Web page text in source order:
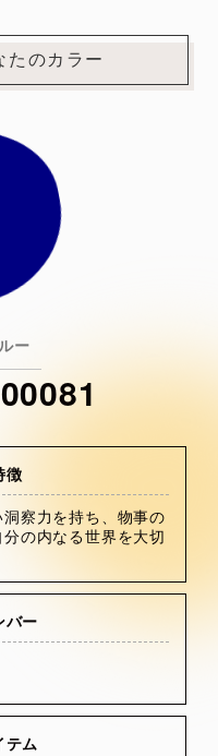
たのカラー
ー
徴
察力を持ち、物事の
の内なる世界を大切
バー
テム